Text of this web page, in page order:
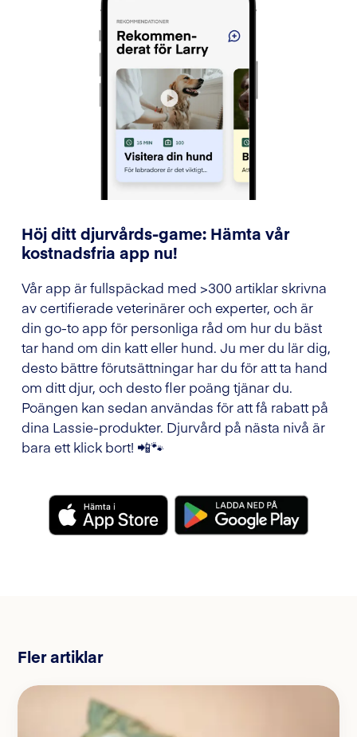
Höj ditt djurvårds-game: Hämta vår
kostnadsfria app nu!
Vår app är fullspäckad med >300 artiklar skrivna
av certifierade veterinärer och experter, och är
din go-to app för personliga råd om hur du bäst
tar hand om din katt eller hund. Ju mer du lär dig,
desto bättre förutsättningar har du för att ta hand
om ditt djur, och desto fler poäng tjänar du.
Poängen kan sedan användas för att få rabatt på
dina Lassie-produkter. Djurvård på nästa nivå är
bara ett klick bort! 📲🐾
Fler artiklar